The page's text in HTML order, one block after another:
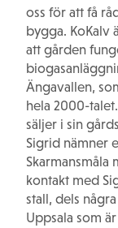
oss för att få
bygga. KoKalv
att gården
Ängavallen,
hela 2000-
säljer i sin
Sigrid nämner
kontakt med
stall, dels
Uppsala som